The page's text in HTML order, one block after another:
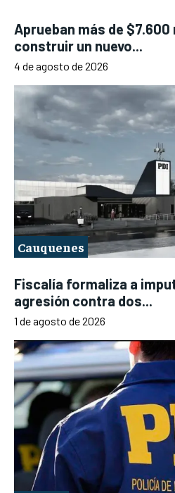
Aprueban más de
construir un nuevo...
4 de agosto de 2026
Cauquenes
Fiscalía formaliza a
agresión contra dos...
1 de agosto de 2026